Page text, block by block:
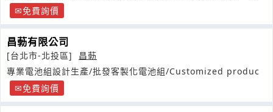
人力的自動供料系統及生產設備
免費詢價
昌葧有限公司
[台北市-北投區]
昌葧
專業電池組設計生產/批發客製化電池組/Customized produc
免費詢價